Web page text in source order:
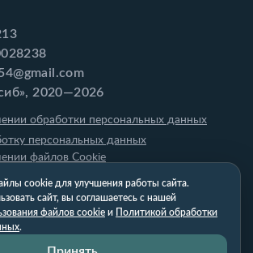
2020—2026
обработки персональных данных
персональных данных
файлов Cookie
cookie для улучшения работы сайта.
сайт, вы соглашаетесь с нашей
файлов cookie и Политикой обработки
.